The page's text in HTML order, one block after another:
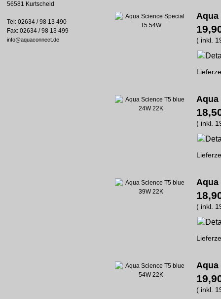
56581 Kurtscheid
Tel: 02634 / 98 13 490
Fax: 02634 / 98 13 499
info@aquaconnect.de
Aqua
( inkl.
Aqua
( inkl.
Aqua
( inkl.
Aqua
( inkl.